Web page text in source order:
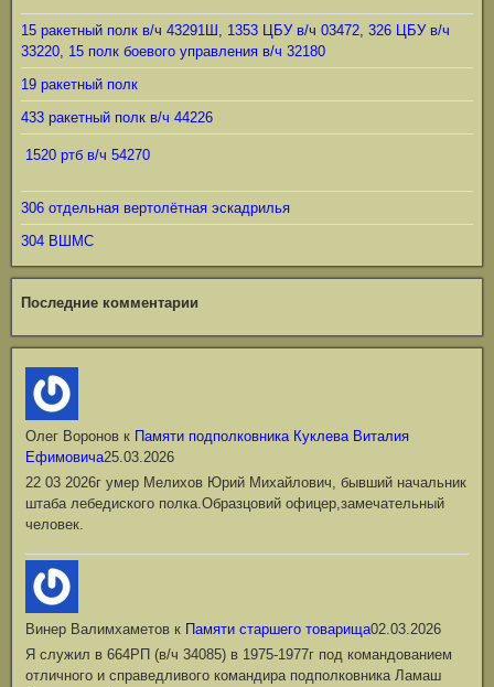
15 ракетный полк в/ч 43291Ш, 1353 ЦБУ в/ч 03472, 326 ЦБУ в/ч
33220, 15 полк боевого управления в/ч 32180
19 ракетный полк
433 ракетный полк в/ч 44226
1520 ртб в/ч 54270
306 отдельная вертолётная эскадрилья
304 ВШМС
Последние комментарии
Олег Воронов к Памяти подполковника Куклева Виталия
Ефимовича25.03.2026
22 03 2026г умер Мелихов Юрий Михайлович, бывший начальник
штаба лебедиского полка.Образцовий офицер,замечательный
человек.
Винер Валимхаметов к Памяти старшего товарища02.03.2026
Я служил в 664РП (в/ч 34085) в 1975-1977г под командованием
отличного и справедливого командира подполковника Ламаш